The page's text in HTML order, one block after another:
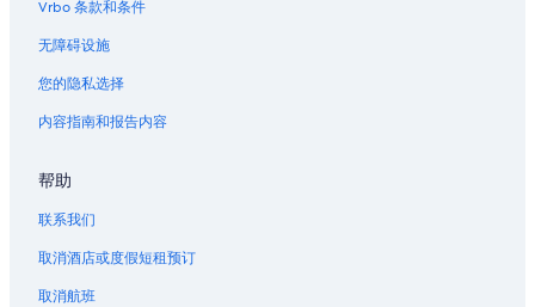
Vrbo 条款和条件
无障碍设施
您的隐私选择
内容指南和报告内容
帮助
联系我们
取消酒店或度假短租预订
取消航班